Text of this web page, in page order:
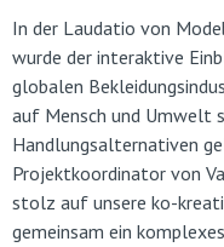
In der Laudatio von
wurde der interaktive
globalen
auf Mensch und Umwelt
Handlungsalternativen
Projektkoordinator von
stolz auf unsere ko-
gemeinsam ein